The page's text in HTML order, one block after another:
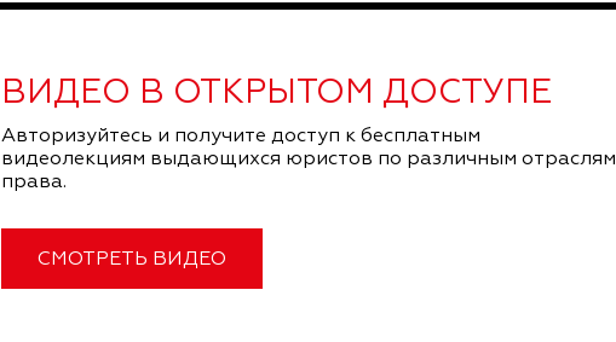
ВИДЕО В ОТКРЫТОМ ДОСТУПЕ
Авторизуйтесь и получите доступ к бесплатным
видеолекциям выдающихся юристов по различным отраслям
права.
СМОТРЕТЬ ВИДЕО